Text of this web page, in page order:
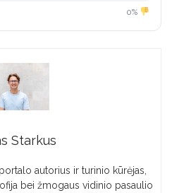
0%
Starkus
autorius ir turinio kūrėjas,
bei žmogaus vidinio pasaulio